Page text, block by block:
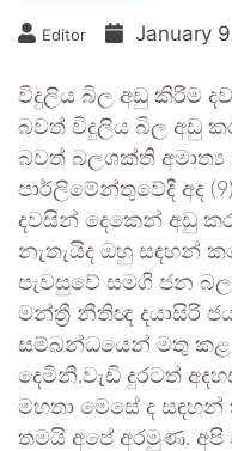
Editor January
විදුලිය බිල අඩු කිරීම
බවත් විදුලිය බිල අඩු
බවත් බලශක්ති
පාර්ලිමේන්තුවේදී අද
දවසින් දෙකෙන් අඩු
නැතැයිද ඔහු සඳහන්
පැවසුවේ සමගි ජන
මන්ත්‍රී නීතිඥ දයාසිරි
සම්බන්ධයෙන් මතු කළ
දෙමිනි.වැඩි දුරටත්
මහතා මෙසේ ද
තමයි අපේ අරමුණ. අපි